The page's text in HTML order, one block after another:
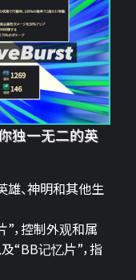
独一无二的英
、神明和其他生
，控制外观和属
“BB记忆片”，指